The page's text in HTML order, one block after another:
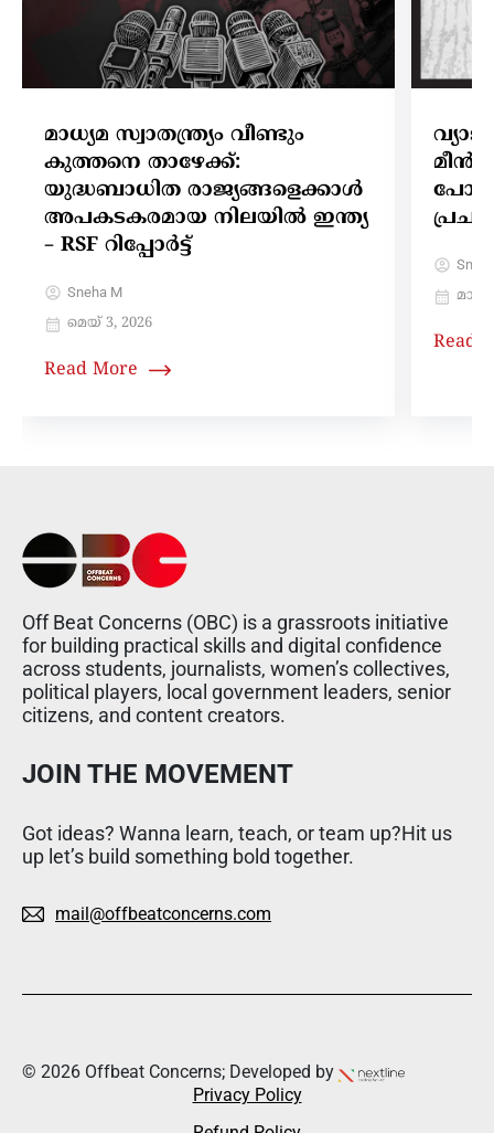
മാധ്യമ സ്വാതന്ത്ര്യം വീണ്ടും
കുത്തനെ താഴേക്ക്:
യുദ്ധബാധിത രാജ്യങ്ങളെക്കാൾ
അപകടകരമായ നിലയിൽ ഇന്ത്യ
– RSF റിപ്പോർട്ട്
Sneha M
മെയ്‌ 3, 2026
Read More
Read
Off Beat Concerns (OBC) is a grassroots initiative
for building practical skills and digital confidence
across students, journalists, women’s collectives,
political players, local government leaders, senior
citizens, and content creators.
JOIN THE MOVEMENT
Got ideas? Wanna learn, teach, or team up?Hit us
up let’s build something bold together.
mail@offbeatconcerns.com
© 2026 Offbeat Concerns; Developed by
Privacy Policy